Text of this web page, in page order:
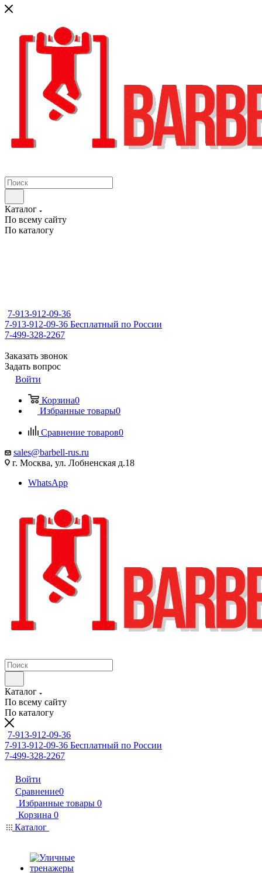
Каталог
По всему сайту
По каталогу
7-913-912-09-36
7-913-912-09-36 Бесплатный по России
7-499-328-2267
Заказать звонок
Задать вопрос
Войти
Корзина0
Избранные товары0
Сравнение товаров0
sales@barbell-rus.ru
г. Москва, ул. Лобненская д.18
WhatsApp
Каталог
По всему сайту
По каталогу
7-913-912-09-36
7-913-912-09-36 Бесплатный по России
7-499-328-2267
Войти
Сравнение0
Избранные товары 0
Корзина 0
Каталог